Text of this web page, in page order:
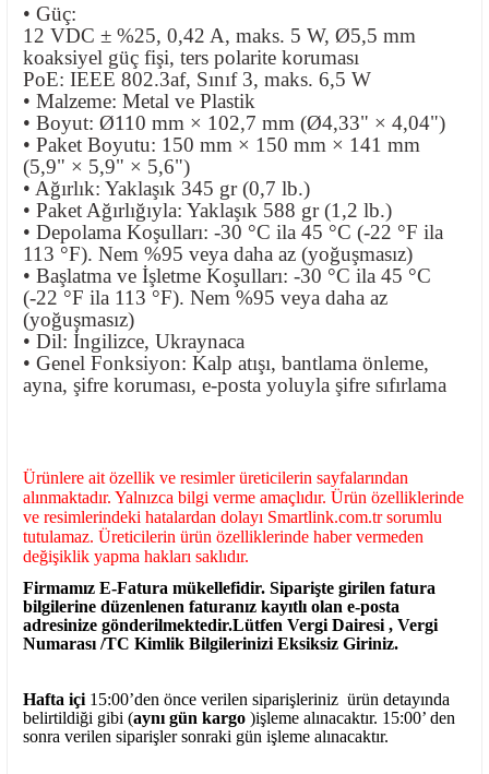
• Güç:
12 VDC ± %25, 0,42 A, maks. 5 W, Ø5,5 mm
koaksiyel güç fişi, ters polarite koruması
PoE: IEEE 802.3af, Sınıf 3, maks. 6,5 W
• Malzeme: Metal ve Plastik
• Boyut: Ø110 mm × 102,7 mm (Ø4,33" × 4,04")
• Paket Boyutu: 150 mm × 150 mm × 141 mm
(5,9" × 5,9" × 5,6")
• Ağırlık: Yaklaşık 345 gr (0,7 lb.)
• Paket Ağırlığıyla: Yaklaşık 588 gr (1,2 lb.)
• Depolama Koşulları: -30 °C ila 45 °C (-22 °F ila
113 °F). Nem %95 veya daha az (yoğuşmasız)
• Başlatma ve İşletme Koşulları: -30 °C ila 45 °C
(-22 °F ila 113 °F). Nem %95 veya daha az
(yoğuşmasız)
• Dil: İngilizce, Ukraynaca
• Genel Fonksiyon: Kalp atışı, bantlama önleme,
ayna, şifre koruması, e-posta yoluyla şifre sıfırlama
Ürünlere ait özellik ve resimler üreticilerin sayfalarından
alınmaktadır. Yalnızca bilgi verme amaçlıdır. Ürün özelliklerinde
ve resimlerindeki hatalardan dolayı Smartlink.com.tr sorumlu
tutulamaz. Üreticilerin ürün özelliklerinde haber vermeden
değişiklik yapma hakları saklıdır.
Firmamız E-Fatura mükellefidir. Siparişte girilen fatura
bilgilerine düzenlenen faturanız kayıtlı olan e-posta
adresinize gönderilmektedir.Lütfen Vergi Dairesi , Vergi
Numarası /TC Kimlik Bilgilerinizi Eksiksiz Giriniz.
Hafta içi 15:00’den önce verilen siparişleriniz ürün detayında
belirtildiği gibi (aynı gün kargo )işleme alınacaktır. 15:00’ den
sonra verilen siparişler sonraki gün işleme alınacaktır.